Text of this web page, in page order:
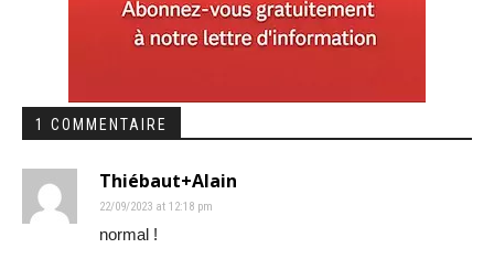
1 COMMENTAIRE
Thiébaut+Alain
22/09/2023 at 12:18 pm
normal !